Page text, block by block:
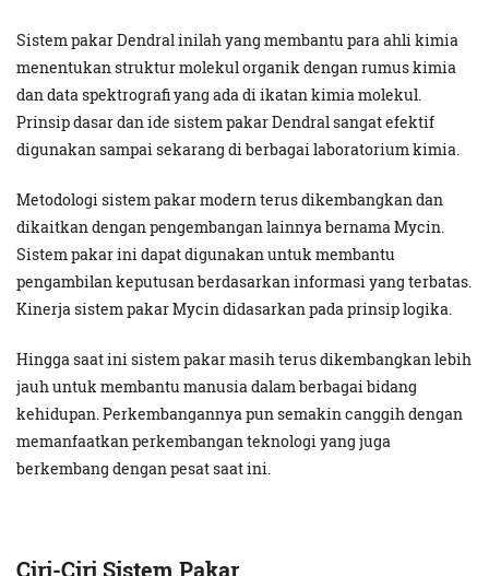
Sistem pakar Dendral inilah yang membantu para ahli kimia
menentukan struktur molekul organik dengan rumus kimia
dan data spektrografi yang ada di ikatan kimia molekul.
Prinsip dasar dan ide sistem pakar Dendral sangat efektif
digunakan sampai sekarang di berbagai laboratorium kimia.
Metodologi sistem pakar modern terus dikembangkan dan
dikaitkan dengan pengembangan lainnya bernama Mycin.
Sistem pakar ini dapat digunakan untuk membantu
pengambilan keputusan berdasarkan informasi yang terbatas.
Kinerja sistem pakar Mycin didasarkan pada prinsip logika.
Hingga saat ini sistem pakar masih terus dikembangkan lebih
jauh untuk membantu manusia dalam berbagai bidang
kehidupan. Perkembangannya pun semakin canggih dengan
memanfaatkan perkembangan teknologi yang juga
berkembang dengan pesat saat ini.
Ciri-Ciri Sistem Pakar